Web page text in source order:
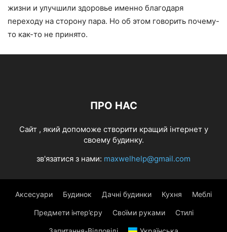
жизни и улучшили здоровье именно благодаря
переходу на сторону пара. Но об этом говорить почему-
то как-то не принято.
ПРО НАС
Cайт , який допоможе створити кращий інтернет у
своему будинку.
зв'язатися з нами: maxwelhelp@gmail.com
Аксесуари Будинок Дачні будинки Кухня Меблі
Предмети інтер’єру Своїми руками Стилі